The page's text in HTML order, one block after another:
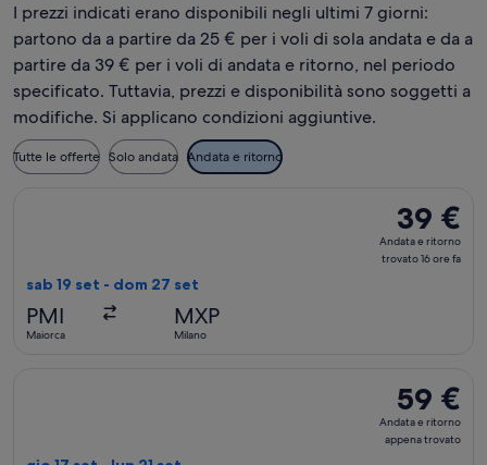
I prezzi indicati erano disponibili negli ultimi 7 giorni:
partono da a partire da 25 € per i voli di sola andata e da a
partire da 39 € per i voli di andata e ritorno, nel periodo
specificato. Tuttavia, prezzi e disponibilità sono soggetti a
modifiche. Si applicano condizioni aggiuntive.
Tutte le offerte Solo andata Andata e ritorno
39 €
Andata
e
39 €
Andata e ritorno
trovato 16 ore fa
sab 19 set - dom 27 set
PMI
Maiorca
MXP
Milano
59 €
Andata
e
59 €
Andata e ritorno
appena trovato